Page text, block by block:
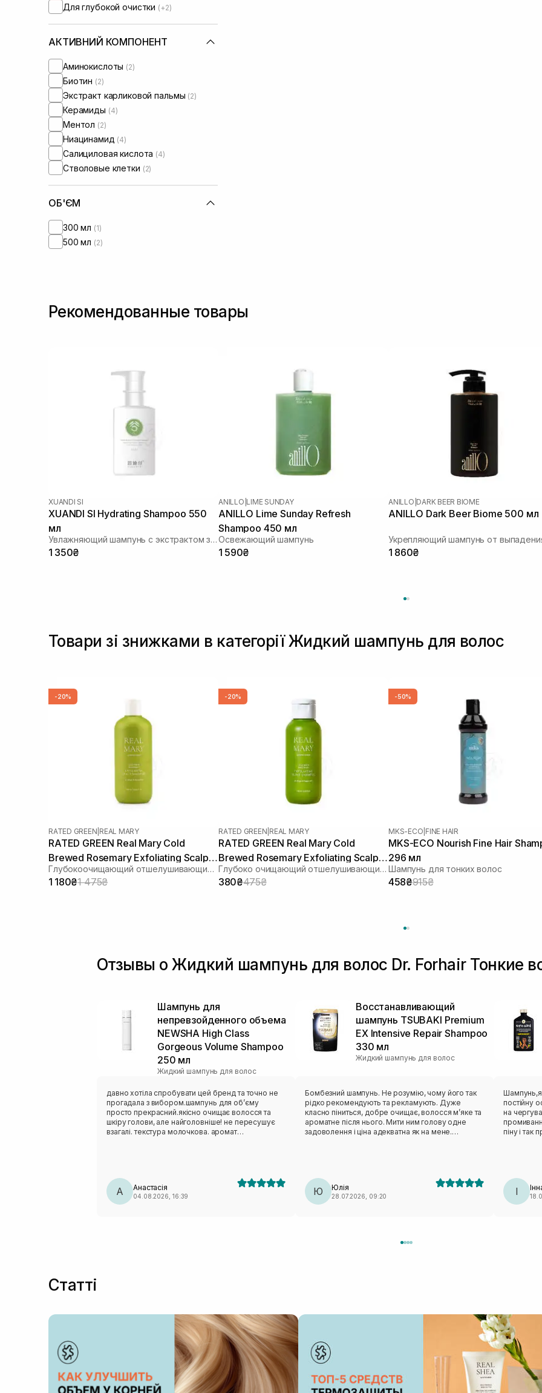
Для глубокой очистки (+2)
АКТИВНИЙ КОМПОНЕНТ
Аминокислоты (2)
Биотин (2)
Экстракт карликовой пальмы (2)
Керамиды (4)
Ментол (2)
Ниацинамид (4)
Салициловая кислота (4)
Стволовые клетки (2)
ОБ'ЄМ
300 мл (1)
500 мл (2)
Рекомендованные товары
XUANDI SI
XUANDI SI Hydrating Shampoo 550
мл
Увлажняющий шампунь с экстрактом зерна
1 350₴
ANILLO LIME SUNDAY
ANILLO Lime Sunday Refresh
Shampoo 450 мл
Освежающий шампунь
1 590₴
ANILLO DARK BEER BIOME
ANILLO Dark Beer Biome 500 мл
1 860₴
Товари зі знижками в категорії Жидкий шампунь для волос
-20%
RATED GREEN REAL MARY
RATED GREEN Real Mary Cold
Brewed Rosemary Exfoliating Scalp
Shampoo 400 ml
Глубокоочищающий отшелушивающий шампунь с соком розмарина
1 180₴1 475₴
-20%
RATED GREEN REAL MARY
RATED GREEN Real Mary Cold
Brewed Rosemary Exfoliating Scalp
Shampoo 100 мл
Глубоко очищающий отшелушивающий шампунь с соком розмарина
380₴475₴
-50%
MKS-ECO FINE HAIR
MKS-ECO Nourish Fine Hair
296 мл
Шампунь для тонких волос
458₴915₴
Отзывы о Жидкий шампунь для волос Dr. Forhair Тонкие
Шампунь для
непревзойденного объема
NEWSHA High Class
Gorgeous Volume Shampoo
250 мл
Жидкий шампунь для волос
давно хотіла спробувати цей бренд та точно не
прогадала з вибором.шампунь для обʼєму
просто прекрасний.якісно очищає волосся та
шкіру голови, але найголовніше! не пересушує
взагалі. текстура молочкова. аромат
А Анастасія
04.08.2026, 16:39
Восстанавливающий
шампунь TSUBAKI Premium
EX Intensive Repair Shampoo
330 мл
Жидкий шампунь для волос
Бомбезний шампунь. Не розумію, чому його так
рідко рекомендують та рекламують. Дуже
класно піниться, добре очищає, волосся мʼяке та
ароматне після нього. Мити ним голову одне
задоволення і ціна адекватна як на мене.
Ю Юлія
28.07.2026, 09:20
постійну
на
піну і так
І
Статті